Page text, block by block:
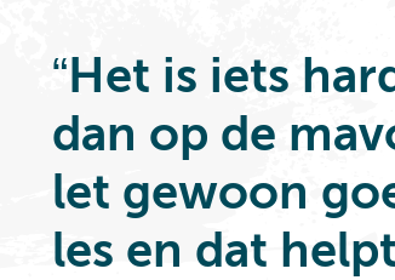
“Het is iets
dan op de
let gewoon
les en dat